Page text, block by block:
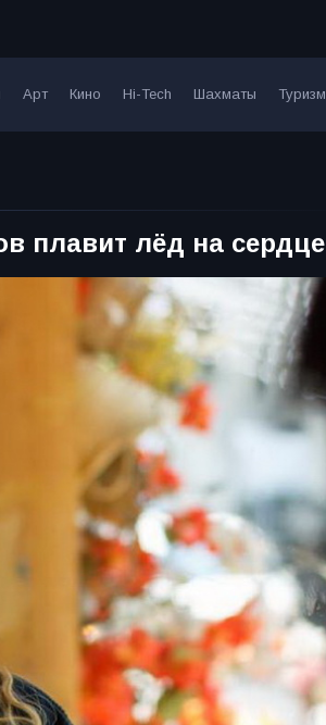
Арт Кино Hi-Tech Шахматы Туризм
плавит лёд на сердце